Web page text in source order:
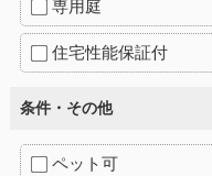
専用庭
住宅性能保証付
条件・その他
ペット可